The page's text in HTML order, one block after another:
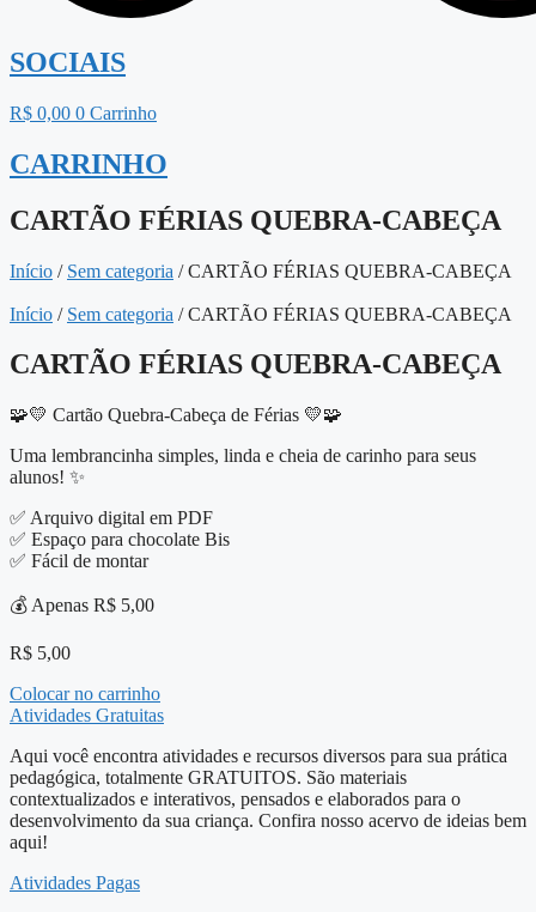
SOCIAIS
R$ 0,00 0 Carrinho
CARRINHO
CARTÃO FÉRIAS QUEBRA-CABEÇA
Início / Sem categoria / CARTÃO FÉRIAS QUEBRA-CABEÇA
Início / Sem categoria / CARTÃO FÉRIAS QUEBRA-CABEÇA
CARTÃO FÉRIAS QUEBRA-CABEÇA
🧩💛 Cartão Quebra-Cabeça de Férias 💛🧩
Uma lembrancinha simples, linda e cheia de carinho para seus
alunos! ✨
✅ Arquivo digital em PDF
✅ Espaço para chocolate Bis
✅ Fácil de montar
💰 Apenas R$ 5,00
R$ 5,00
Colocar no carrinho
Atividades Gratuitas
Aqui você encontra atividades e recursos diversos para sua prática
pedagógica, totalmente GRATUITOS. São materiais
contextualizados e interativos, pensados e elaborados para o
desenvolvimento da sua criança. Confira nosso acervo de ideias bem
aqui!
Atividades Pagas